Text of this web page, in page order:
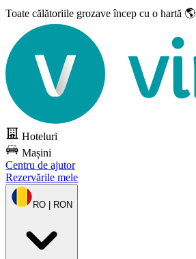
Toate călătoriile grozaveîncep cu o hartă 🌎
Hoteluri
Mașini
Centru de ajutor
Rezervările mele
RO | RON